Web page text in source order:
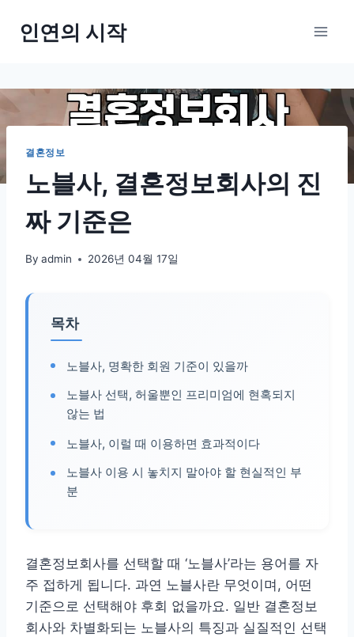
인연의 시작
결혼정보
노블사, 결혼정보회사의 진
짜 기준은
By admin 2026년 04월 17일
목차
노블사, 명확한 회원 기준이 있을까
노블사 선택, 허울뿐인 프리미엄에 현혹되지
않는 법
노블사, 이럴 때 이용하면 효과적이다
노블사 이용 시 놓치지 말아야 할 현실적인 부
분
결혼정보회사를 선택할 때 ‘노블사’라는 용어를 자
주 접하게 됩니다. 과연 노블사란 무엇이며, 어떤
기준으로 선택해야 후회 없을까요. 일반 결혼정보
회사와 차별화되는 노블사의 특징과 실질적인 선택